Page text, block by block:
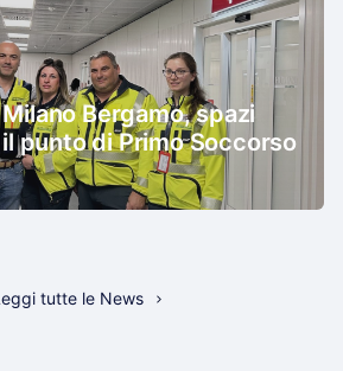
Bergamo, spazi
punto di Primo Soccorso
tutte le News